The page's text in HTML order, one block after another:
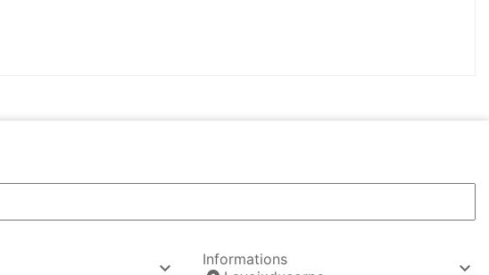

Informations
